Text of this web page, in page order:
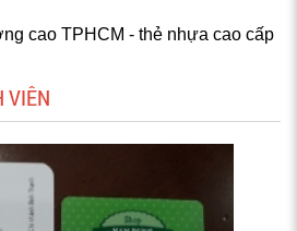
cao TPHCM - thẻ nhựa cao cấp
VIÊN